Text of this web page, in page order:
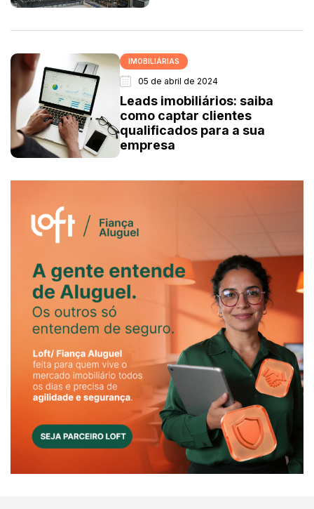
IMOBILIÁRIAS
05 de abril de 2024
Leads imobiliários: saiba
como captar clientes
qualificados para a sua
empresa